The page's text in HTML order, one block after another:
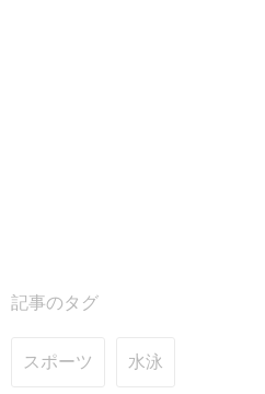
記事のタグ
スポーツ 水泳